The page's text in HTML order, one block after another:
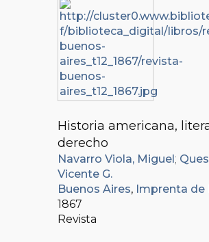
Historia americana,
derecho
Navarro Viola, Miguel ;
Vicente G.
Buenos Aires, Imprenta de
1867
Revista